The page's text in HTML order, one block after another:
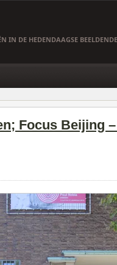
IN DE HEDENDAAGSE
Focus Beijing